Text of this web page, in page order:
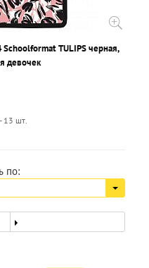
Schoolformat TULIPS черная,
девочек
13 шт.
по: